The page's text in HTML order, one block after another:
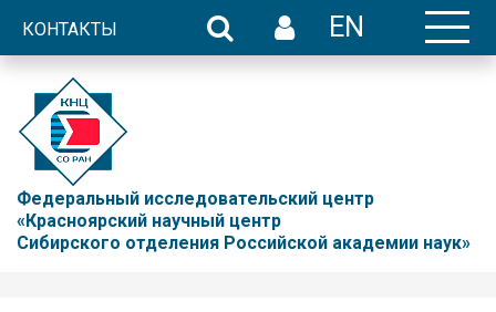
КОНТАКТЫ EN
Федеральный исследовательский центр
«Красноярский научный центр
Сибирского отделения Российской академии наук»